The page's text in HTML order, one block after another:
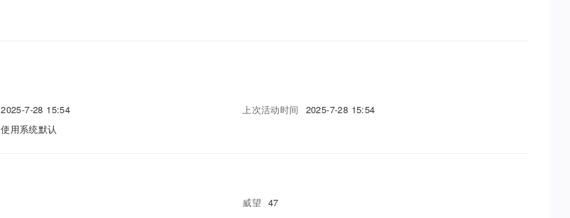
2025-7-28 15:54 上次活动时间
2025-7-28 15:54
使用系统默认
威望 47